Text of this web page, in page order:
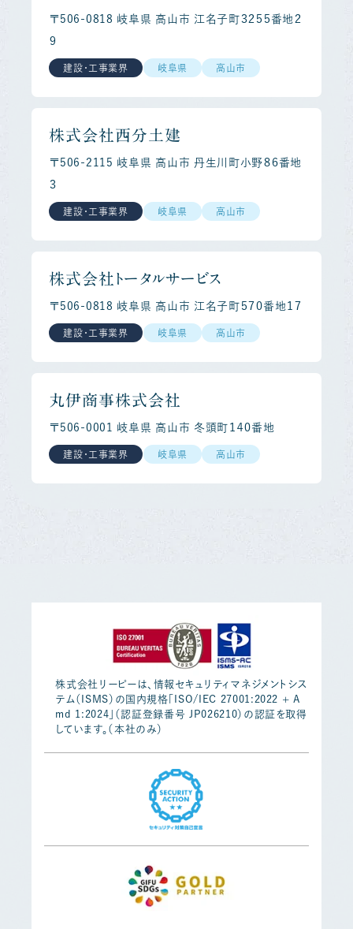
〒506-0818 岐阜県 高山市 江名子町３２５５番地２
９
建設・工事業界 岐阜県 高山市
株式会社西分土建
〒506-2115 岐阜県 高山市 丹生川町小野８６番地
３
建設・工事業界 岐阜県 高山市
株式会社トータルサービス
〒506-0818 岐阜県 高山市 江名子町５７０番地１７
建設・工事業界 岐阜県 高山市
丸伊商事株式会社
〒506-0001 岐阜県 高山市 冬頭町１４０番地
建設・工事業界 岐阜県 高山市
株式会社リーピーは、情報セキュリティマネジメントシス
テム（ISMS）の国内規格「ISO/IEC 27001:2022 + A
md 1:2024」（認証登録番号 JP026210）の認証を取得
しています。（本社のみ）